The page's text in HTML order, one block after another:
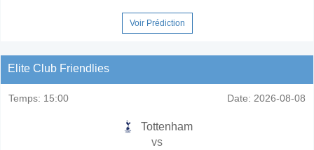
Voir Prédiction
Elite Club Friendlies
Temps: 15:00 Date: 2026-08-08
Tottenham
vs